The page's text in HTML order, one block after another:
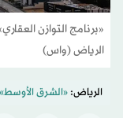
«برنامج التوازن
الرياض (واس)
الرياض:«الشرق الأوسط»